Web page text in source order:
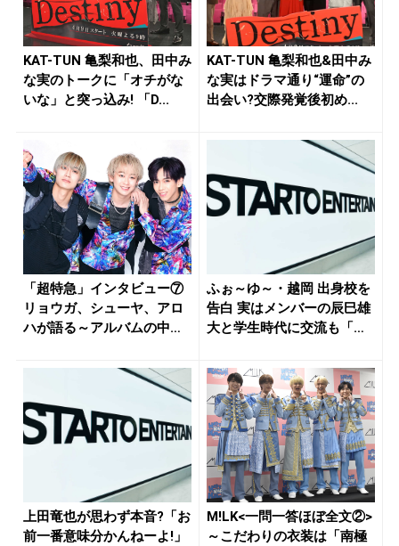
KAT-TUN 亀梨和也、田中み
な実のトークに「オチがな
いな」と突っ込み! 「D...
KAT-TUN 亀梨和也&田中み
な実はドラマ通り“運命”の
出会い?交際発覚後初め...
「超特急」インタビュー⑦
リョウガ、シューヤ、アロ
ハが語る～アルバムの中で
ふぉ～ゆ～・越岡 出身校を
告白 実はメンバーの辰巳雄
大と学生時代に交流も「初
上田竜也が思わず本音?「お
前一番意味分かんねーよ!」
M!LK<一問一答ほぼ全文②>
～こだわりの衣装は「南極